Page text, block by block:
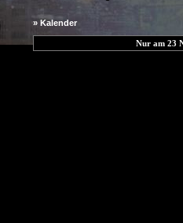
» Kalender
Nur am 23